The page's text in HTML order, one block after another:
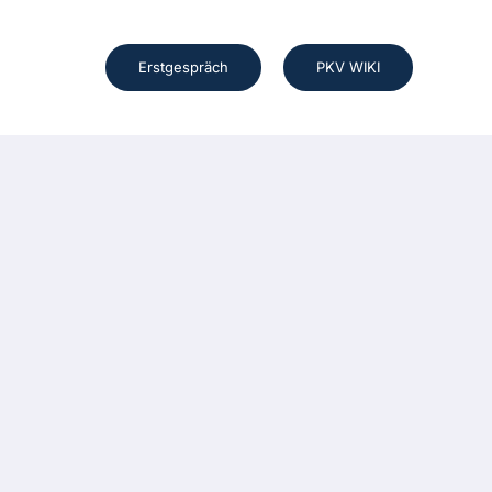
Erstgespräch PKV WIKI